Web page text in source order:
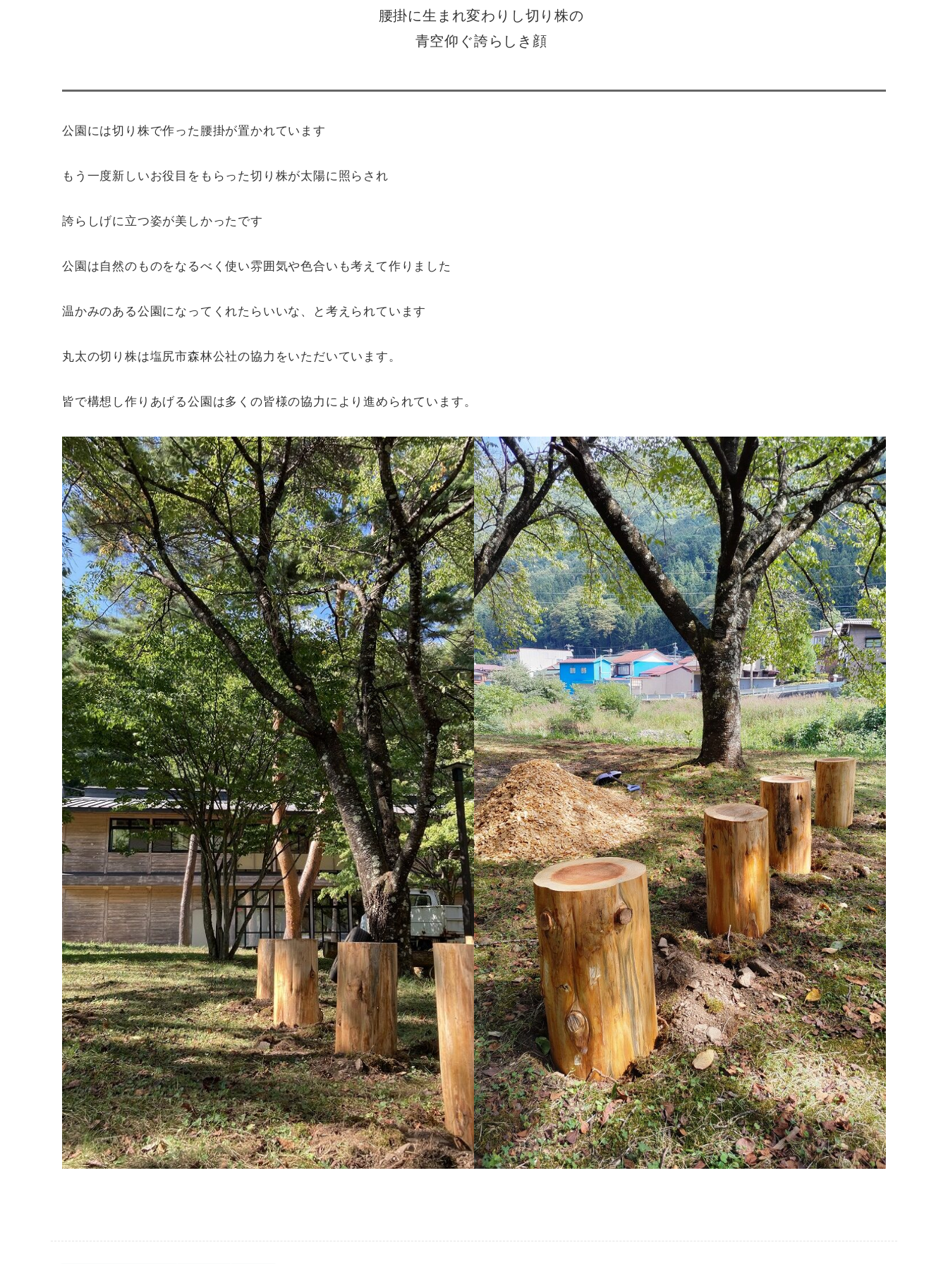
腰掛に生まれ変わりし切り株の
青空仰ぐ誇らしき顔
公園には切り株で作った腰掛が置かれています
もう一度新しいお役目をもらった切り株が太陽に照らされ
誇らしげに立つ姿が美しかったです
公園は自然のものをなるべく使い雰囲気や色合いも考えて作りました
温かみのある公園になってくれたらいいな、と考えられています
丸太の切り株は塩尻市森林公社の協力をいただいています。
皆で構想し作りあげる公園は多くの皆様の協力により進められています。